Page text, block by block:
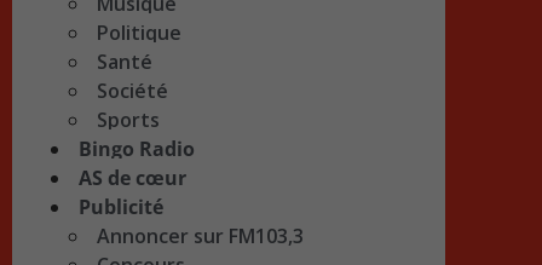
Politique
Santé
Société
Sports
Bingo Radio
AS de cœur
Publicité
Annoncer sur FM103,3